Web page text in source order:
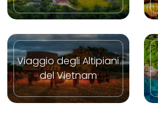
Viaggio degli Altipiani
del Vietnam